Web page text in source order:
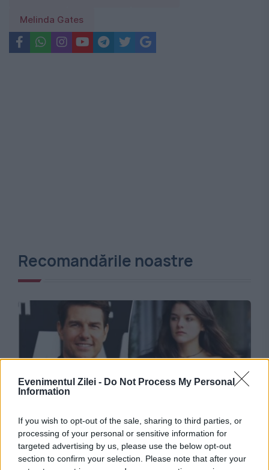
Evenimentul Zilei - Do Not Process My Personal
Information
If you wish to opt-out of the sale, sharing to third parties, or
processing of your personal or sensitive information for
targeted advertising by us, please use the below opt-out
section to confirm your selection. Please note that after your
Melinda Gates
Recomandările noastre
MONDEN
Suri, fiica lui Tom Cruise, renunță la numele
tatălui său. Ce nume folosește fiica actorului